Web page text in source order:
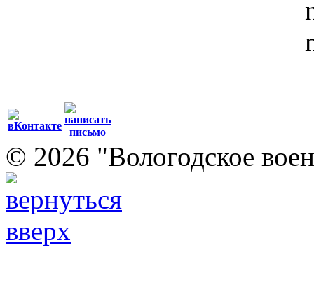
© 2026 "Вологодское